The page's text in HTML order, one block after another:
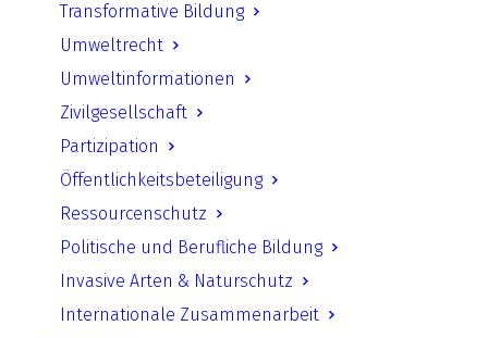
Transformative Bildung
Umweltrecht
Umweltinformationen
Zivilgesellschaft
Partizipation
Öffentlichkeitsbeteiligung
Ressourcenschutz
Politische und Berufliche Bildung
Invasive Arten & Naturschutz
Internationale Zusammenarbeit
Was ist möglich & wie angehen?
Datum:02. September 2024
Ort:Digital